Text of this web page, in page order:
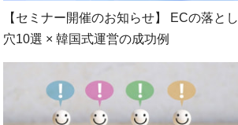
【セミナー開催のお知らせ】 ECの落とし
穴10選 × 韓国式運営の成功例